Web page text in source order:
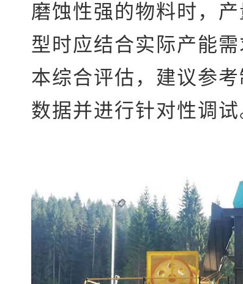
磨蚀性强的物料时，
型时应结合实际产能
本综合评估，建议参
数据并进行针对性调试